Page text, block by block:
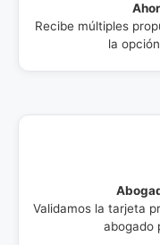
Recibe múltiples
la
Validamos la tarjeta
abogado